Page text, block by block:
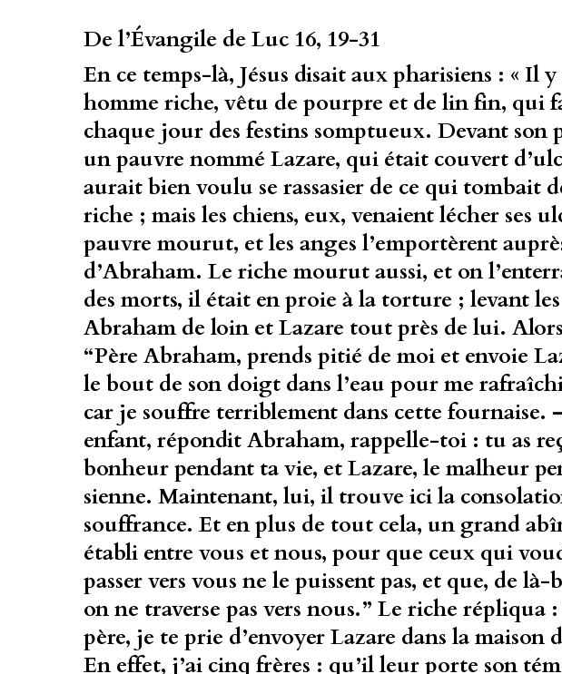
De l’Évangile de Luc 16, 19-31
En ce temps-là, Jésus disait aux pharisiens : « Il
homme riche, vêtu de pourpre et de lin fin, qui
chaque jour des festins somptueux. Devant son
un pauvre nommé Lazare, qui était couvert
aurait bien voulu se rassasier de ce qui tombait
riche ; mais les chiens, eux, venaient lécher ses
pauvre mourut, et les anges l’emportèrent
d’Abraham. Le riche mourut aussi, et on
des morts, il était en proie à la torture ; levant
Abraham de loin et Lazare tout près de lui.
“Père Abraham, prends pitié de moi et envoie
le bout de son doigt dans l’eau pour me
car je souffre terriblement dans cette fournaise.
enfant, répondit Abraham, rappelle-toi : tu as
bonheur pendant ta vie, et Lazare, le malheur
sienne. Maintenant, lui, il trouve ici la
souffrance. Et en plus de tout cela, un grand
établi entre vous et nous, pour que ceux qui
passer vers vous ne le puissent pas, et que, de là-
on ne traverse pas vers nous.” Le riche répliqua
père, je te prie d’envoyer Lazare dans la maison
En effet, j’ai cinq frères : qu’il leur porte son